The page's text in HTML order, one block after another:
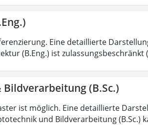
Eine detaillierte
(B.Eng.) ist zulassungsbeschränkt
(B.Sc.)
ist möglich. Eine detaillierte
und Bildverarbeitung (B.Sc.)